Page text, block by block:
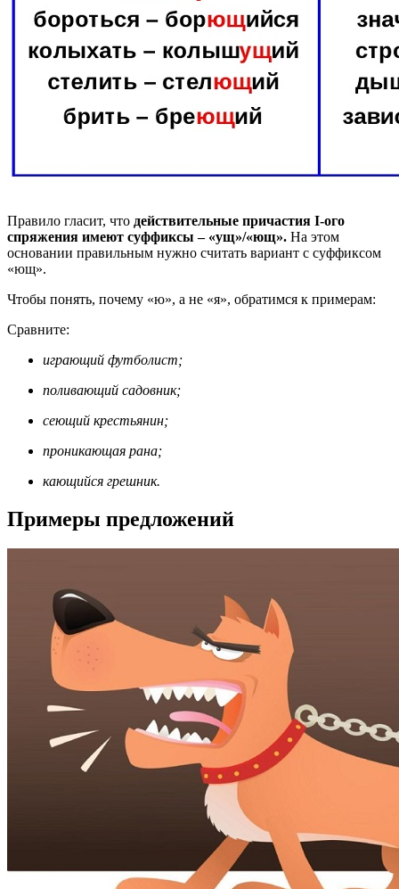
Правило гласит, что действительные причастия I-ого
спряжения имеют суффиксы – «ущ»/«ющ». На этом
основании правильным нужно считать вариант с суффиксом
«ющ».
Чтобы понять, почему «ю», а не «я», обратимся к примерам:
Сравните:
играющий футболист;
поливающий садовник;
сеющий крестьянин;
проникающая рана;
кающийся грешник.
Примеры предложений